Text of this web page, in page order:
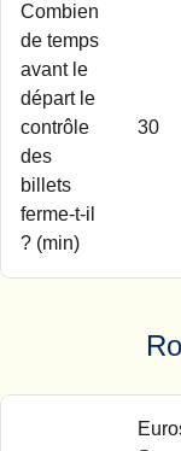
Combien
de temps
avant le
départ le
contrôle
des
billets
ferme-t-il
? (min)
30